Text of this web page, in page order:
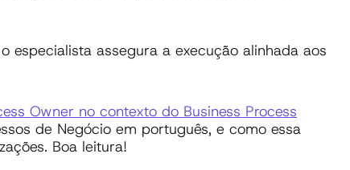
especialista assegura a execução alinhada aos
Owner no contexto do Business Process
de Negócio em português, e como essa
Boa leitura!